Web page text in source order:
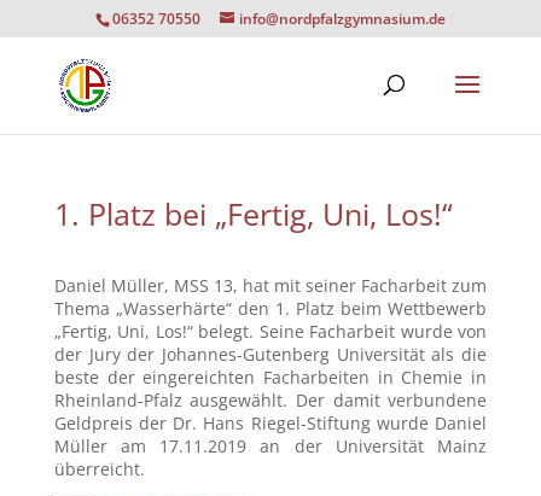
06352 70550 info@nordpfalzgymnasium.de
1. Platz bei „Fertig, Uni, Los!“
Daniel Müller, MSS 13, hat mit seiner Facharbeit zum
Thema „Wasserhärte“ den 1. Platz beim Wettbewerb
„Fertig, Uni, Los!“ belegt. Seine Facharbeit wurde von
der Jury der Johannes-Gutenberg Universität als die
beste der eingereichten Facharbeiten in Chemie in
Rheinland-Pfalz ausgewählt. Der damit verbundene
Geldpreis der Dr. Hans Riegel-Stiftung wurde Daniel
Müller am 17.11.2019 an der Universität Mainz
überreicht.